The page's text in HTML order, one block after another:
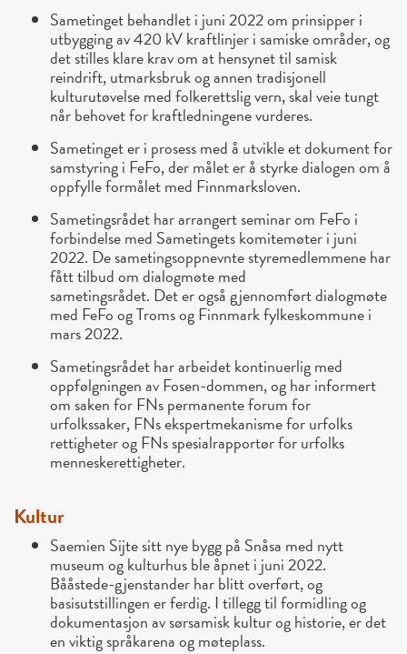
Sametinget behandlet i juni 2022 om prinsipper i
utbygging av 420 kV kraftlinjer i samiske områder, og
det stilles klare krav om at hensynet til samisk
reindrift, utmarksbruk og annen tradisjonell
kulturutøvelse med folkerettslig vern, skal veie tungt
når behovet for kraftledningene vurderes.
Sametinget er i prosess med å utvikle et dokument for
samstyring i FeFo, der målet er å styrke dialogen om å
oppfylle formålet med Finnmarksloven.
Sametingsrådet har arrangert seminar om FeFo i
forbindelse med Sametingets komitemøter i juni
2022. De sametingsoppnevnte styremedlemmene har
fått tilbud om dialogmøte med
sametingsrådet. Det er også gjennomført dialogmøte
med FeFo og Troms og Finnmark fylkeskommune i
mars 2022.
Sametingsrådet har arbeidet kontinuerlig med
oppfølgningen av Fosen-dommen, og har informert
om saken for FNs permanente forum for
urfolkssaker, FNs ekspertmekanisme for urfolks
rettigheter og FNs spesialrapportør for urfolks
menneskerettigheter.
Kultur
Saemien Sijte sitt nye bygg på Snåsa med nytt
museum og kulturhus ble åpnet i juni 2022.
Bååstede-gjenstander har blitt overført, og
basisutstillingen er ferdig. I tillegg til formidling og
dokumentasjon av sørsamisk kultur og historie, er det
en viktig språkarena og møteplass.